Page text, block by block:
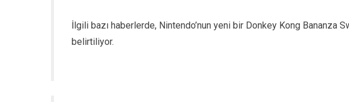
İlgili bazı haberlerde, Nintendo’nun yeni bir Donkey Kong Bananza
belirtiliyor.